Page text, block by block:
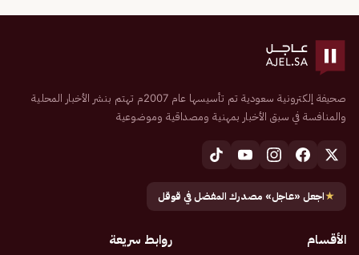
صحيفة إلكترونية سعودية تم تأسيسها عام 2007م تهتم بنشر الأخبار المحلية
والمنافسة في سبق الأخبار بمهنية ومصداقية وموضوعية
★اجعل «عاجل» مصدرك المفضل في قوقل
الأقسام روابط سريعة